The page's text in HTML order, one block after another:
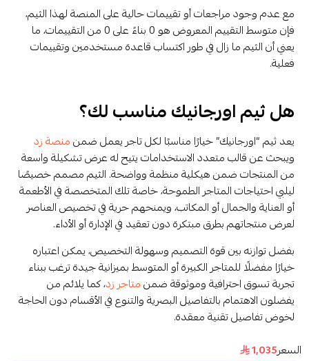
السعر1٬035
مع عدم وجود مراجعات أو تقييمات حالية على المنصة لهذا الثيم،
فإن متوسط التقييم المعروض هو 0 بناءً على 0 من التقييمات، ما
يعني أن الثيم ما زال في طور اكتساب قاعدة مستخدمين وتقييمات
فعلية.
هل ثيم اورجانيك مناسب لك؟
يعد ثيم “اورجانيك” خيارًا مناسبًا لكل تاجر يعمل ضمنمنصة زد
ويبحث عن قالب متعدد الاستخدامات يتيح له عرض تشكيلة واسعة
من المنتجات ضمن هيكلية منظمة وواضحة. الثيم مصمم خصيصًا
ليلبي احتياجات المتاجر الطموحة، خاصة تلك المتخصصة في الأطعمة
أو العناية والجمال أو المكاتب، ويمنحهم حرية في تخصيص العناصر
لعرض منتجاتهم بطرق مبتكرة دون تعقيد في الإدارة أو الأداء.
بفضل توازنه بين قوة التصميم وسهولة التخصيص، يمكن اعتباره
خيارًا مفضلًا للمتاجر الكبيرة أو المتوسط ​​بميزانية جيدة ترغب ببناء
تجربة تسوق احترافية وموثوقة ضمنمتاجر زد، كما يلائم من
يفضلون الاهتمام بالتفاصيل البصرية والتنوع في الأقسام دون الحاجة
لخوض تفاصيل تقنية معقدة.